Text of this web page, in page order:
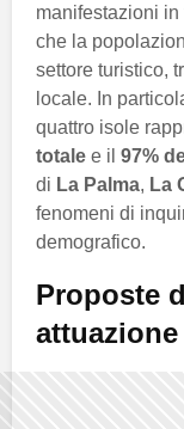
manifestazioni in
che la
settore turistico,
locale. In
quattro isole
totale e il 97%
di La Palma, La
fenomeni di
demografico.
Proposte
attuazione